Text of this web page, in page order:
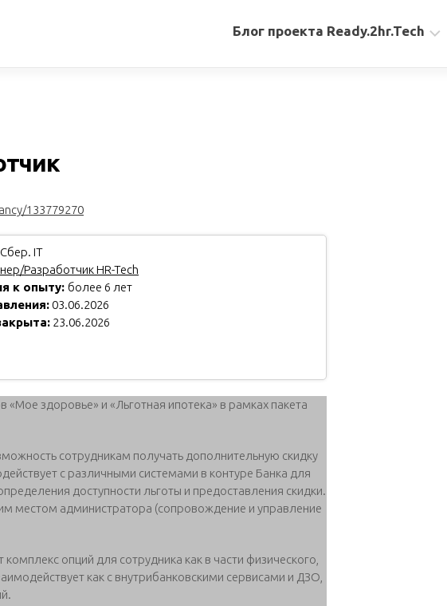
Блог проекта Ready.2hr.Tech
133779270
Сбер. IT
Разработчик HR-Tech
к опыту: более 6 лет
03.06.2026
23.06.2026
«Мое здоровье» и «Льготная ипотека» в рамках пакета
сотрудникам получать дополнительную скидку
с различными системами в контуре Банка для
доступности льготы и предоставления скидки.
местом администратора (сопровождение и управление
опций для сотрудника как в части физического,
как с внутрибанковскими сервисами и ДЗО,